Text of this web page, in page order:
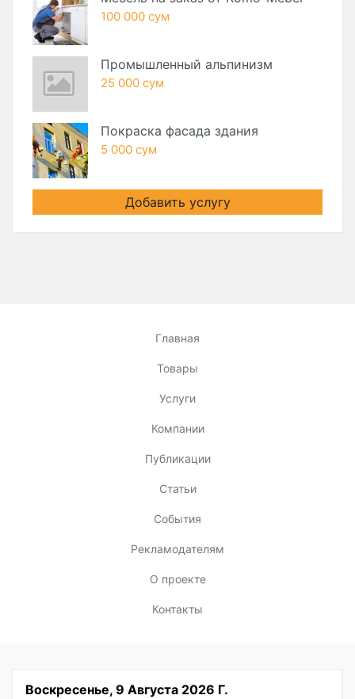
100 000 сум
Промышленный альпинизм
25 000 сум
Покраска фасада здания
5 000 сум
Добавить услугу
Главная
Товары
Услуги
Компании
Публикации
Статьи
События
Рекламодателям
О проекте
Контакты
Воскресенье, 9 Августа 2026 Г.